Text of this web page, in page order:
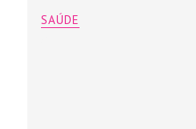
SAÚDE